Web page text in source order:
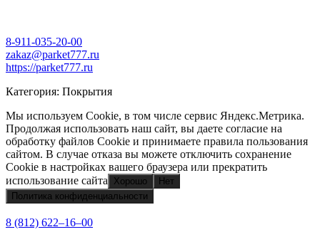
8-911-035-20-00
zakaz@parket777.ru
https://parket777.ru
Категория: Покрытия
Мы используем Cookie, в том числе сервис Яндекс.Метрика.
Продолжая использовать наш сайт, вы даете согласие на
обработку файлов Cookie и принимаете правила пользования
сайтом. В случае отказа вы можете отключить сохранение
Cookie в настройках вашего браузера или прекратить
использование сайта
Хорошо
Нет
Политика конфиденциальности
8 (812) 622‒16‒00